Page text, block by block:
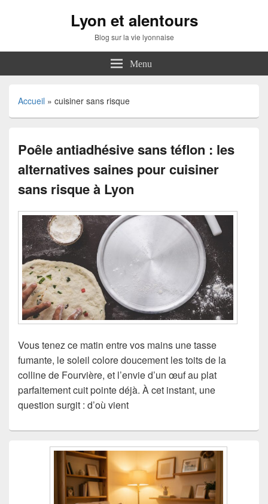
Lyon et alentours
Blog sur la vie lyonnaise
Menu
Accueil » cuisiner sans risque
Poêle antiadhésive sans téflon : les
alternatives saines pour cuisiner
sans risque à Lyon
Vous tenez ce matin entre vos mains une tasse
fumante, le soleil colore doucement les toits de la
colline de Fourvière, et l’envie d’un œuf au plat
parfaitement cuit pointe déjà. À cet instant, une
question surgit : d’où vient